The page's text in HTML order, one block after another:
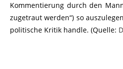
Kommentierung durch den
zugetraut werden“) so
politische Kritik handle. (Quelle: